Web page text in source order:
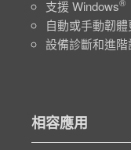
支援 Windows
自動或手動韌
設備診斷和進階
相容應用